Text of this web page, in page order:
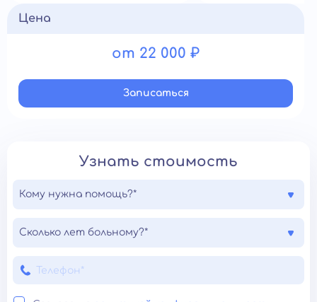
Цена
от 22 000 ₽
Записатьcя
Узнать стоимость
Кому нужна помощь?*
Сколько лет больному?*